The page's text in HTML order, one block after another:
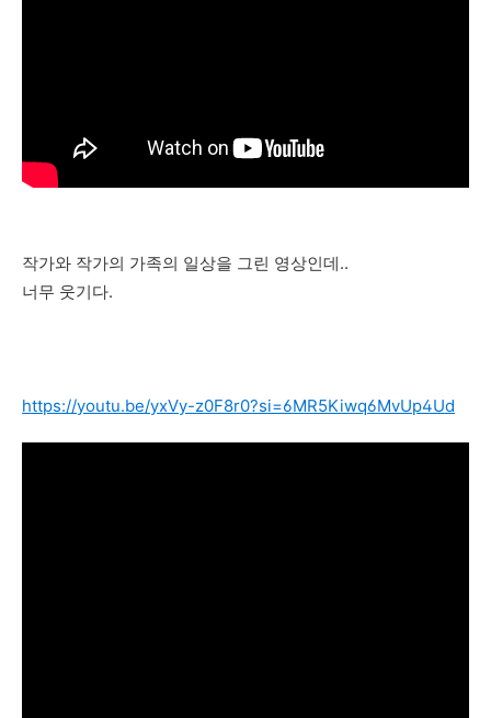
작가와 작가의 가족의 일상을 그린 영상인데..
너무 웃기다.
https://youtu.be/yxVy-z0F8r0?si=6MR5Kiwq6MvUp4Ud